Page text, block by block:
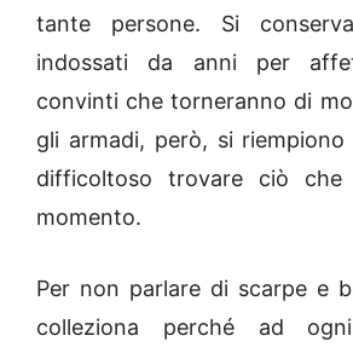
tante persone. Si
indossati da anni per
convinti che torneranno di
gli armadi, però, si
difficoltoso trovare ciò
momento.
Per non parlare di scarpe e
colleziona perché ad